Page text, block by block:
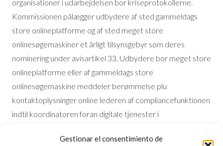
Gestionar el consentimiento de
organisationer i udarbejdelsen bor kriseprotokollerne.
Kommissionen pålægger udbydere af sted gammeldags
store onlineplatforme og af sted meget store
onlinesøgemaskiner et årligt tilsynsgebyr som deres
nominering under avisartikel 33. Udbydere bor meget store
onlineplatforme eller af gammeldags store
onlinesøgemaskine meddeler berømmelse plu
kontaktoplysninger online lederen af compliancefunktionen
indtil koordinatoren foran digitale tjenester i
relevant, overvåge, forudsat udbyderen bor den i meget